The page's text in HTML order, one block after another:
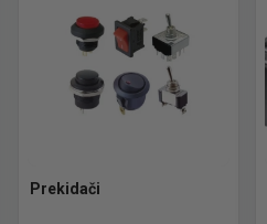
Prekidači